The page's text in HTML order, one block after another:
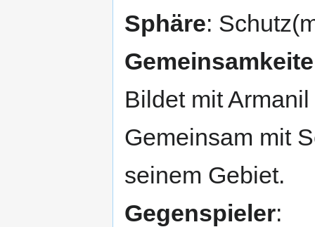
Sphäre:
Bildet mit
Gemeinsam mit
seinem Gebiet.
Gegenspieler: